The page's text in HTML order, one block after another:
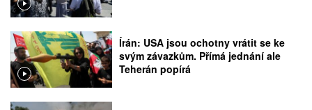
Írán: USA jsou ochotny vrátit se ke
svým závazkům. Přímá jednání ale
Teherán popírá